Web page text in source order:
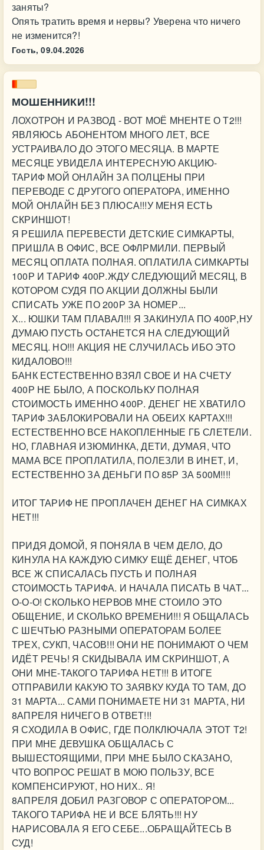
заняты?
Опять тратить время и нервы? Уверена что ничего
не изменится?!
Гость, 09.04.2026
МОШЕННИКИ!!!
ЛОХОТРОН И РАЗВОД - ВОТ МОЁ МНЕНТЕ О Т2!!!
ЯВЛЯЮСЬ АБОНЕНТОМ МНОГО ЛЕТ, ВСЕ
УСТРАИВАЛО ДО ЭТОГО МЕСЯЦА. В МАРТЕ
МЕСЯЦЕ УВИДЕЛА ИНТЕРЕСНУЮ АКЦИЮ-
ТАРИФ МОЙ ОНЛАЙН ЗА ПОЛЦЕНЫ ПРИ
ПЕРЕВОДЕ С ДРУГОГО ОПЕРАТОРА, ИМЕННО
МОЙ ОНЛАЙН БЕЗ ПЛЮСА!!!У МЕНЯ ЕСТЬ
СКРИНШОТ!
Я РЕШИЛА ПЕРЕВЕСТИ ДЕТСКИЕ СИМКАРТЫ,
ПРИШЛА В ОФИС, ВСЕ ОФЛРМИЛИ. ПЕРВЫЙ
МЕСЯЦ ОПЛАТА ПОЛНАЯ. ОПЛАТИЛА СИМКАРТЫ
100Р И ТАРИФ 400Р.ЖДУ СЛЕДУЮЩИЙ МЕСЯЦ, В
КОТОРОМ СУДЯ ПО АКЦИИ ДОЛЖНЫ БЫЛИ
СПИСАТЬ УЖЕ ПО 200Р ЗА НОМЕР...
Х... ЮШКИ ТАМ ПЛАВАЛ!!! Я ЗАКИНУЛА ПО 400Р,НУ
ДУМАЮ ПУСТЬ ОСТАНЕТСЯ НА СЛЕДУЮЩИЙ
МЕСЯЦ. НО!!! АКЦИЯ НЕ СЛУЧИЛАСЬ ИБО ЭТО
КИДАЛОВО!!!
БАНК ЕСТЕСТВЕННО ВЗЯЛ СВОЕ И НА СЧЕТУ
400Р НЕ БЫЛО, А ПОСКОЛЬКУ ПОЛНАЯ
СТОИМОСТЬ ИМЕННО 400Р. ДЕНЕГ НЕ ХВАТИЛО
ТАРИФ ЗАБЛОКИРОВАЛИ НА ОБЕИХ КАРТАХ!!!
ЕСТЕСТВЕННО ВСЕ НАКОПЛЕННЫЕ ГБ СЛЕТЕЛИ.
НО, ГЛАВНАЯ ИЗЮМИНКА, ДЕТИ, ДУМАЯ, ЧТО
МАМА ВСЕ ПРОПЛАТИЛА, ПОЛЕЗЛИ В ИНЕТ, И,
ЕСТЕСТВЕННО ЗА ДЕНЬГИ ПО 85Р ЗА 500М!!!!
ИТОГ ТАРИФ НЕ ПРОПЛАЧЕН ДЕНЕГ НА СИМКАХ
НЕТ!!!
ПРИДЯ ДОМОЙ, Я ПОНЯЛА В ЧЕМ ДЕЛО, ДО
КИНУЛА НА КАЖДУЮ СИМКУ ЕЩЁ ДЕНЕГ, ЧТОБ
ВСЕ Ж СПИСАЛАСЬ ПУСТЬ И ПОЛНАЯ
СТОИМОСТЬ ТАРИФА. И НАЧАЛА ПИСАТЬ В ЧАТ...
О-О-О! СКОЛЬКО НЕРВОВ МНЕ СТОИЛО ЭТО
ОБЩЕНИЕ, И СКОЛЬКО ВРЕМЕНИ!!! Я ОБЩАЛАСЬ
С ШЕЧТЬЮ РАЗНЫМИ ОПЕРАТОРАМ БОЛЕЕ
ТРЕХ, СУКП, ЧАСОВ!!! ОНИ НЕ ПОНИМАЮТ О ЧЕМ
ИДЁТ РЕЧЬ! Я СКИДЫВАЛА ИМ СКРИНШОТ, А
ОНИ МНЕ-ТАКОГО ТАРИФА НЕТ!!! В ИТОГЕ
ОТПРАВИЛИ КАКУЮ ТО ЗАЯВКУ КУДА ТО ТАМ, ДО
31 МАРТА... САМИ ПОНИМАЕТЕ НИ 31 МАРТА, НИ
8АПРЕЛЯ НИЧЕГО В ОТВЕТ!!!
Я СХОДИЛА В ОФИС, ГДЕ ПОЛКЛЮЧАЛА ЭТОТ Т2!
ПРИ МНЕ ДЕВУШКА ОБЩАЛАСЬ С
ВЫШЕСТОЯЩИМИ, ПРИ МНЕ БЫЛО СКАЗАНО,
ЧТО ВОПРОС РЕШАТ В МОЮ ПОЛЬЗУ, ВСЕ
КОМПЕНСИРУЮТ, НО НИХ.. Я!
8АПРЕЛЯ ДОБИЛ РАЗГОВОР С ОПЕРАТОРОМ...
ТАКОГО ТАРИФА НЕ И ВСЕ БЛЯТЬ!!! НУ
НАРИСОВАЛА Я ЕГО СЕБЕ...ОБРАЩАЙТЕСЬ В
СУД!